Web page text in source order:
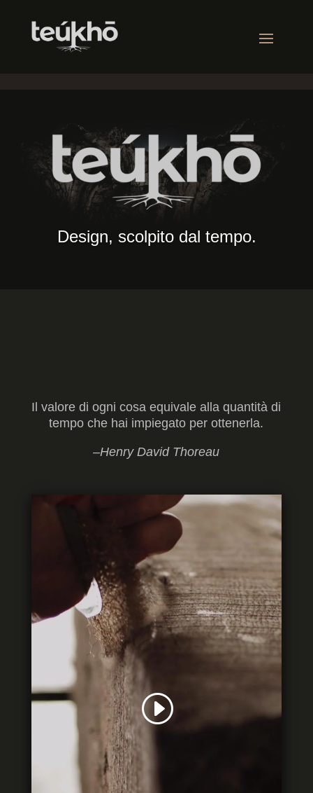
Design, scolpito dal tempo.
Il valore di ogni cosa equivale alla quantità di
tempo che hai impiegato per ottenerla.
–Henry David Thoreau